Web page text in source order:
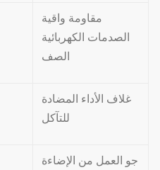
مقاومة واقية
الصدمات الكهربائية
الصف
غلاف الأداء المضادة
للتآكل
جو العمل من الإضاءة